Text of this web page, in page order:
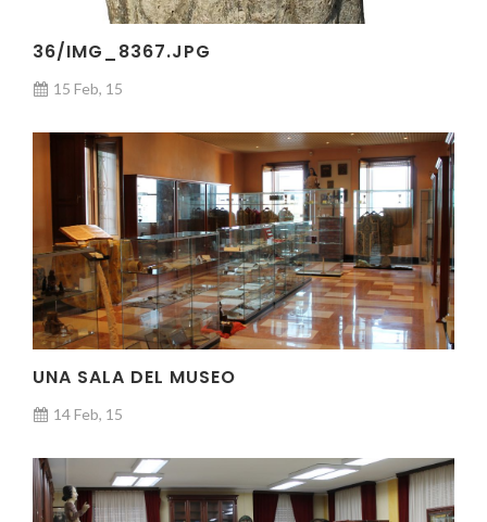
36/IMG_8367.JPG
15 Feb, 15
UNA SALA DEL MUSEO
14 Feb, 15